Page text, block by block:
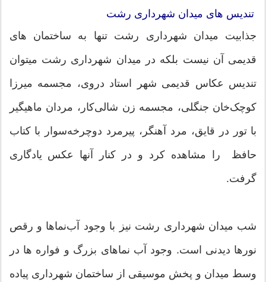
تندیس های میدان شهرداری رشت
جذابیت میدان شهرداری رشت تنها به ساختمان های
قدیمی آن نیست بلکه در میدان شهرداری رشت میتوان
تندیس عکاس قدیمی شهر استاد دروی، مجسمه میرزا
کوچک‌خان جنگلی، مجسمه زن شالی‌کار، مردان ماهیگیر
با تور در قایق، مرد آهنگر، پیرمرد دوچرخه‌سوار با کتاب
حافظ را مشاهده کرد و در کنار آنها عکس یادگاری
گرفت.
شب میدان شهرداری رشت نیز با وجود آب‌نماها و رقص
نورها دیدنی است. وجود آب نماهای بزرگ و فواره ها در
وسط میدان و پخش موسیقی از ساختمان شهرداری پیاده